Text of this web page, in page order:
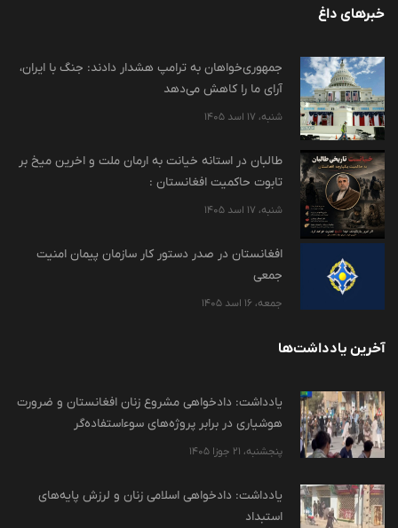
خبرهای داغ
جمهوری‌خواهان به ترامپ هشدار دادند: جنگ با ایران،
آرای ما را کاهش می‌دهد
شنبه، 17 اسد 1405
طالبان در استانه خیانت به ارمان ملت و اخرین میخ بر
تابوت حاکمیت افغانستان :
شنبه، 17 اسد 1405
افغانستان در صدر دستور کار سازمان پیمان امنیت
جمعی
جمعه، 16 اسد 1405
آخرین یادداشت‌ها
یادداشت: دادخواهی مشروع زنان افغانستان و ضرورت
هوشیاری در برابر پروژه‌های سوءاستفاده‌گر
پنجشنبه، 21 جوزا 1405
یادداشت: دادخواهی اسلامی زنان و لرزش پایه‌های
استبداد